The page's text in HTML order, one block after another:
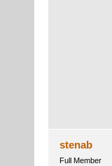
stenab
Full Member